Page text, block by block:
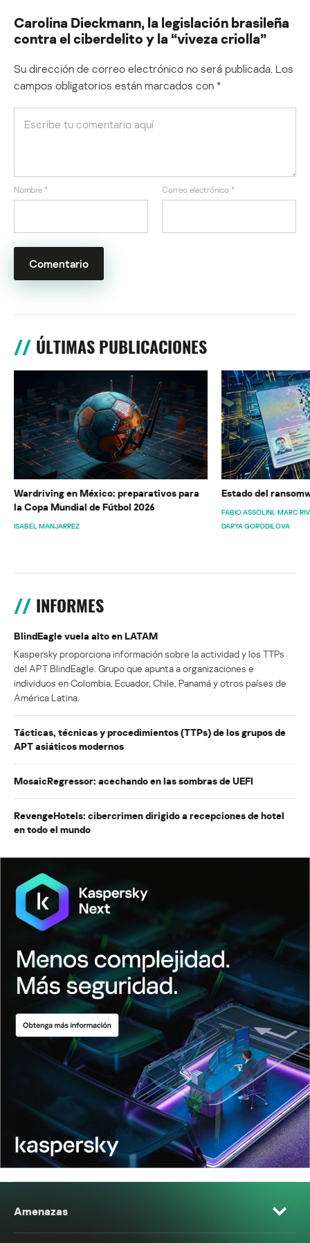
Carolina Dieckmann, la legislación brasileña
contra el ciberdelito y la “viveza criolla”
Su dirección de correo electrónico no será publicada. Los
campos obligatorios están marcados con *
Nombre * Correo electrónico *
ÚLTIMAS PUBLICACIONES
Wardriving en México: preparativos para
la Copa Mundial de Fútbol 2026
ISABEL MANJARREZ
Estado del
FABIO ASSOLINI MARC
DARYA GORODILOVA
INFORMES
BlindEagle vuela alto en LATAM
Kaspersky proporciona información sobre la actividad y los TTPs
del APT BlindEagle. Grupo que apunta a organizaciones e
individuos en Colombia, Ecuador, Chile, Panamá y otros países de
América Latina.
Tácticas, técnicas y procedimientos (TTPs) de los grupos de
APT asiáticos modernos
MosaicRegressor: acechando en las sombras de UEFI
RevengeHotels: cibercrimen dirigido a recepciones de hotel
en todo el mundo
Amenazas